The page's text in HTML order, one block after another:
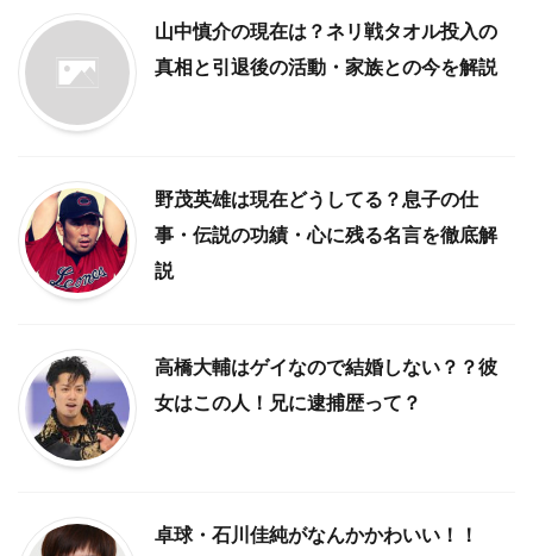
山中慎介の現在は？ネリ戦タオル投入の
真相と引退後の活動・家族との今を解説
野茂英雄は現在どうしてる？息子の仕
事・伝説の功績・心に残る名言を徹底解
説
高橋大輔はゲイなので結婚しない？？彼
女はこの人！兄に逮捕歴って？
卓球・石川佳純がなんかかわいい！！